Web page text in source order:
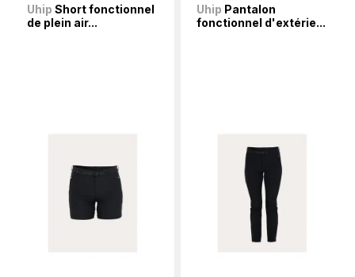
Uhip Short fonctionnel
de plein air...
Uhip Pantalon
fonctionnel d'extérie...